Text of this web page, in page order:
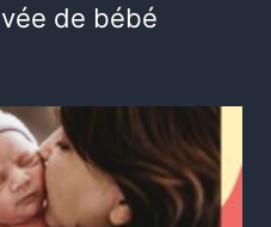
de bébé